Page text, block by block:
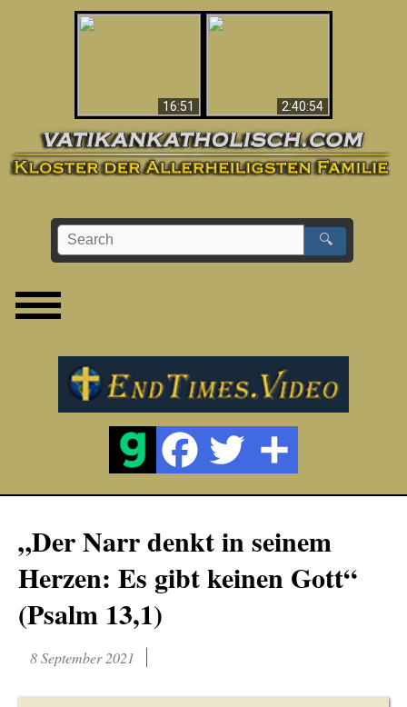
16:51
2:40:54
🔍
„Der Narr denkt in seinem
Herzen: Es gibt keinen Gott“
(Psalm 13,1)
8 September 2021